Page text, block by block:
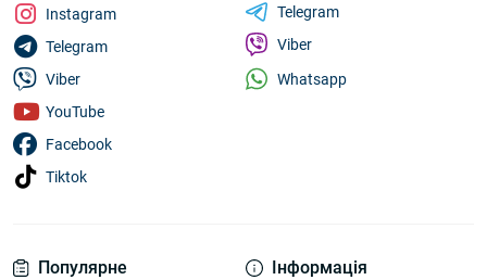
Популярне Інформація
Instagram
Telegram
Viber
YouTube
Facebook
Tiktok
Telegram
Viber
Whatsapp